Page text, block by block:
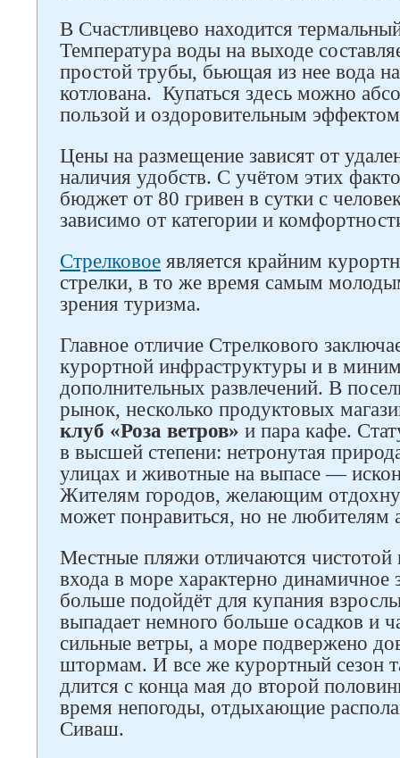
В Счастливцево находится
Температура воды на выходе
простой трубы, бьющая из нее вода
котлована. Купаться здесь можно
пользой и оздоровительным
Цены на размещение зависят от
наличия удобств. С учётом этих
бюджет от 80 гривен в сутки с
зависимо от категории и
Стрелковое является крайним
стрелки, в то же время самым
зрения туризма.
Главное отличие Стрелкового
курортной инфраструктуры и в
дополнительных развлечений. В
рынок, несколько продуктовых
клуб «Роза ветров» и пара кафе.
в высшей степени: нетронутая
улицах и животные на выпасе —
Жителям городов, желающим
может понравиться, но не любителям
Местные пляжи отличаются
входа в море характерно динамичное
больше подойдёт для купания
выпадает немного больше осадков и
сильные ветры, а море подвержено
штормам. И все же курортный сезон
длится с конца мая до второй
время непогоды, отдыхающие
Сиваш.